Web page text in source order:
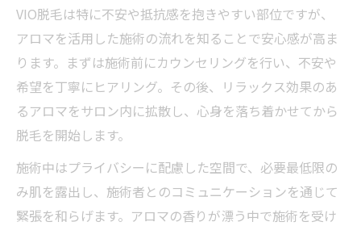
VIO脱毛は特に不安や抵抗感を抱きやすい部位ですが、
アロマを活用した施術の流れを知ることで安心感が高ま
ります。まずは施術前にカウンセリングを行い、不安や
希望を丁寧にヒアリング。その後、リラックス効果のあ
るアロマをサロン内に拡散し、心身を落ち着かせてから
脱毛を開始します。
施術中はプライバシーに配慮した空間で、必要最低限の
み肌を露出し、施術者とのコミュニケーションを通じて
緊張を和らげます。アロマの香りが漂う中で施術を受け